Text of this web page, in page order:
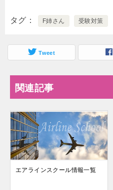
タグ F姉さん 受験対策
Tweet
関連記事
エアラインスクール情報一覧